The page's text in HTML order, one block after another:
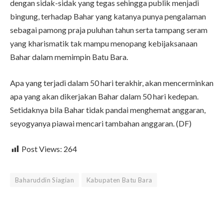
dengan sidak-sidak yang tegas sehingga publik menjadi
bingung, terhadap Bahar yang katanya punya pengalaman
sebagai pamong praja puluhan tahun serta tampang seram
yang kharismatik tak mampu menopang kebijaksanaan
Bahar dalam memimpin Batu Bara.
Apa yang terjadi dalam 50 hari terakhir, akan mencerminkan
apa yang akan dikerjakan Bahar dalam 50 hari kedepan.
Setidaknya bila Bahar tidak pandai menghemat anggaran,
seyogyanya piawai mencari tambahan anggaran. (DF)
Post Views: 264
Baharuddin Siagian Kabupaten Batu Bara